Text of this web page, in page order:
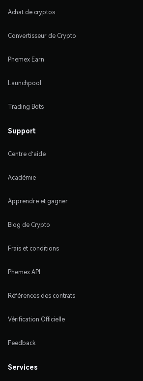
Achat de cryptos
Convertisseur de Crypto
Phemex Earn
Launchpool
Trading Bots
Support
Centre d'aide
Académie
Apprendre et gagner
Blog de Crypto
Frais et conditions
Phemex API
Références des contrats
Vérification Officielle
Feedback
Services